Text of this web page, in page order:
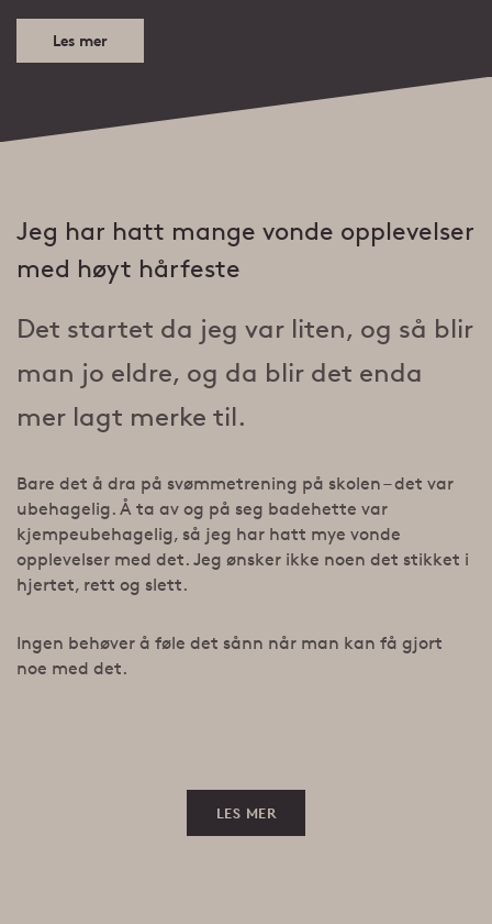
Les mer
Jeg har hatt mange vonde opplevelser
med høyt hårfeste
Det startet da jeg var liten, og så blir
man jo eldre, og da blir det enda
mer lagt merke til.
Bare det å dra på svømmetrening på skolen – det var
ubehagelig. Å ta av og på seg badehette var
kjempeubehagelig, så jeg har hatt mye vonde
opplevelser med det. Jeg ønsker ikke noen det stikket i
hjertet, rett og slett.
Ingen behøver å føle det sånn når man kan få gjort
noe med det.
LES MER